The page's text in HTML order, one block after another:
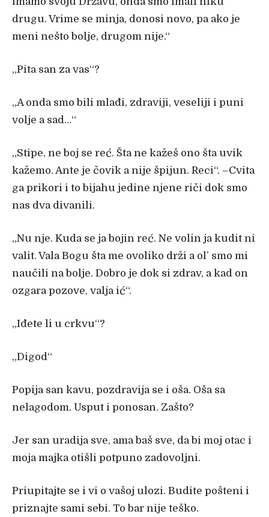
drugu. Vrime se minja, donosi novo, pa ako je
meni nešto bolje, drugom nije.“
„Pita san za vas“?
„A onda smo bili mlađi, zdraviji, veseliji i puni
volje a sad…“
„Stipe, ne boj se reć. Šta ne kažeš ono šta uvik
kažemo. Ante je čovik a nije špijun. Reci“. –Cvita
ga prikori i to bijahu jedine njene riči dok smo
nas dva divanili.
„Nu nje. Kuda se ja bojin reć. Ne volin ja kudit ni
valit. Vala Bogu šta me ovoliko drži a ol’ smo mi
naučili na bolje. Dobro je dok si zdrav, a kad on
ozgara pozove, valja ić“.
„Iđete li u crkvu“?
„Digod“
Popija san kavu, pozdravija se i oša. Oša sa
nelagodom. Usput i ponosan. Zašto?
Jer san uradija sve, ama baš sve, da bi moj otac i
moja majka otišli potpuno zadovoljni.
Priupitajte se i vi o vašoj ulozi. Budite pošteni i
priznajte sami sebi. To bar nije teško.